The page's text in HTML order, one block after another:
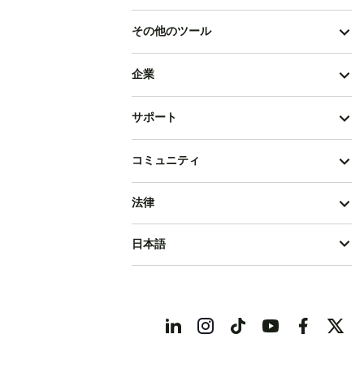
その他のツール
企業
サポート
コミュニティ
法律
日本語